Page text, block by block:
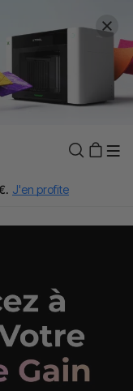
J'en profite
profite
J'en profite